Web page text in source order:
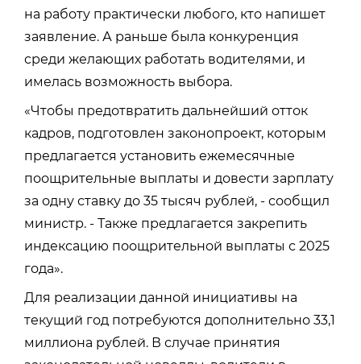
на работу практически любого, кто напишет
заявление. А раньше была конкуренция
среди желающих работать водителями, и
имелась возможность выбора.
«Чтобы предотвратить дальнейший отток
кадров, подготовлен законопроект, которым
предлагается установить ежемесячные
поощрительные выплаты и довести зарплату
за одну ставку до 35 тысяч рублей, - сообщил
министр. - Также предлагается закрепить
индексацию поощрительной выплаты с 2025
года».
Для реализации данной инициативы на
текущий год потребуются дополнительно 33,1
миллиона рублей. В случае принятия